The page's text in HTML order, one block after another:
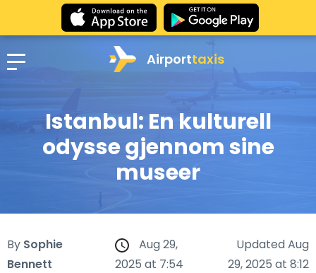
Airporttaxis
Istanbul: En kulturell
odysse gjennom sine
museer
By Sophie
Bennett
Aug 29,
2025 at 7:54
Updated Aug
29, 2025 at 8:12